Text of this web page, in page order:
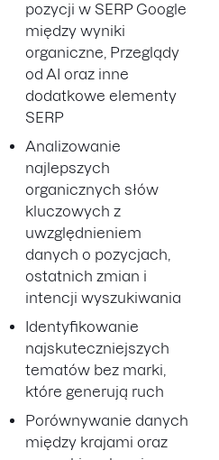
pozycji w SERP Google
między wyniki
organiczne, Przeglądy
od AI oraz inne
dodatkowe elementy
SERP
Analizowanie
najlepszych
organicznych słów
kluczowych z
uwzględnieniem
danych o pozycjach,
ostatnich zmian i
intencji wyszukiwania
Identyfikowanie
najskuteczniejszych
tematów bez marki,
które generują ruch
Porównywanie danych
między krajami oraz